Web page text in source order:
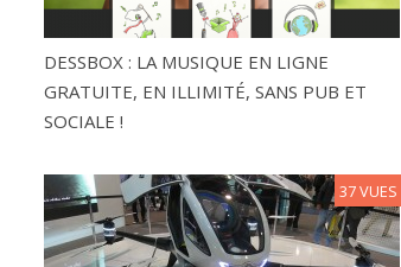
DESSBOX : LA MUSIQUE EN LIGNE
GRATUITE, EN ILLIMITÉ, SANS PUB ET
SOCIALE !
37 VUES